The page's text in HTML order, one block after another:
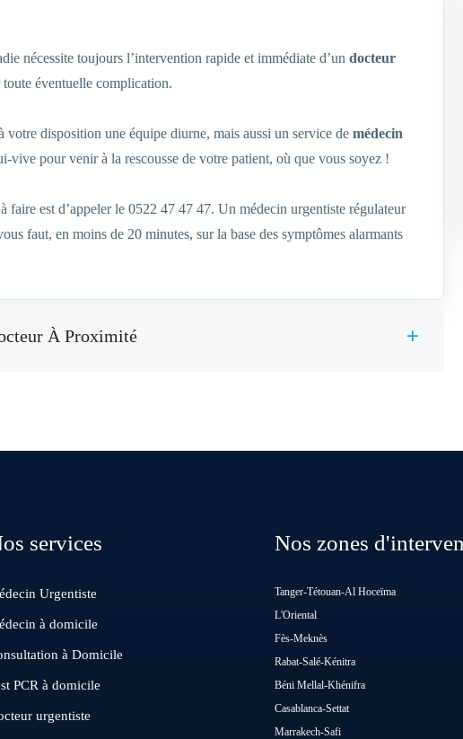
nécessite toujours l’intervention rapide et immédiate d’un docteur
éventuelle complication.
votre disposition une équipe diurne, mais aussi un service de médecin
vive pour venir à la rescousse de votre patient, où que vous soyez !
faire est d’appeler le 0522 47 47 47. Un médecin urgentiste régulateur
faut, en moins de 20 minutes, sur la base des symptômes alarmants
À Proximité
services
Urgentiste
à domicile
à Domicile
PCR à domicile
urgentiste
Nos zones
Tanger-Tétouan-Al Hoceïma
L'Oriental
Fès-Meknès
Rabat-Salé-Kénitra
Béni Mellal-Khénifra
Casablanca-Settat
Marrakech-Safi